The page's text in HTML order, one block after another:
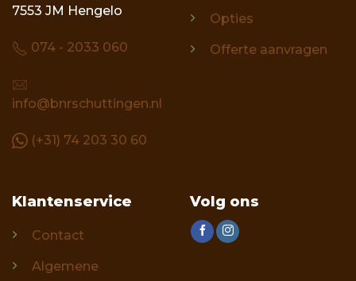
7553 JM Hengelo
074 - 2033 060
info@bnrschuttingen.nl
(+31) 74 203 30 60
Opties
Offerte aanvragen
Klantenservice
Contact
Algemene
Volg ons